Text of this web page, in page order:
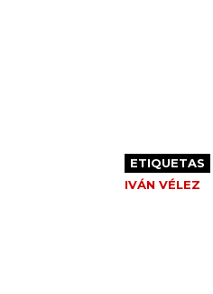
ETIQUETAS
IVÁN VÉLEZ